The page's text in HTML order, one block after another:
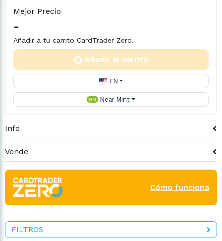
Mejor Precio
-
Añadir a tu carrito CardTrader Zero.
Añadir al carrito
EN
NM Near Mint
Info
Vende
Cómo funciona
FILTROS